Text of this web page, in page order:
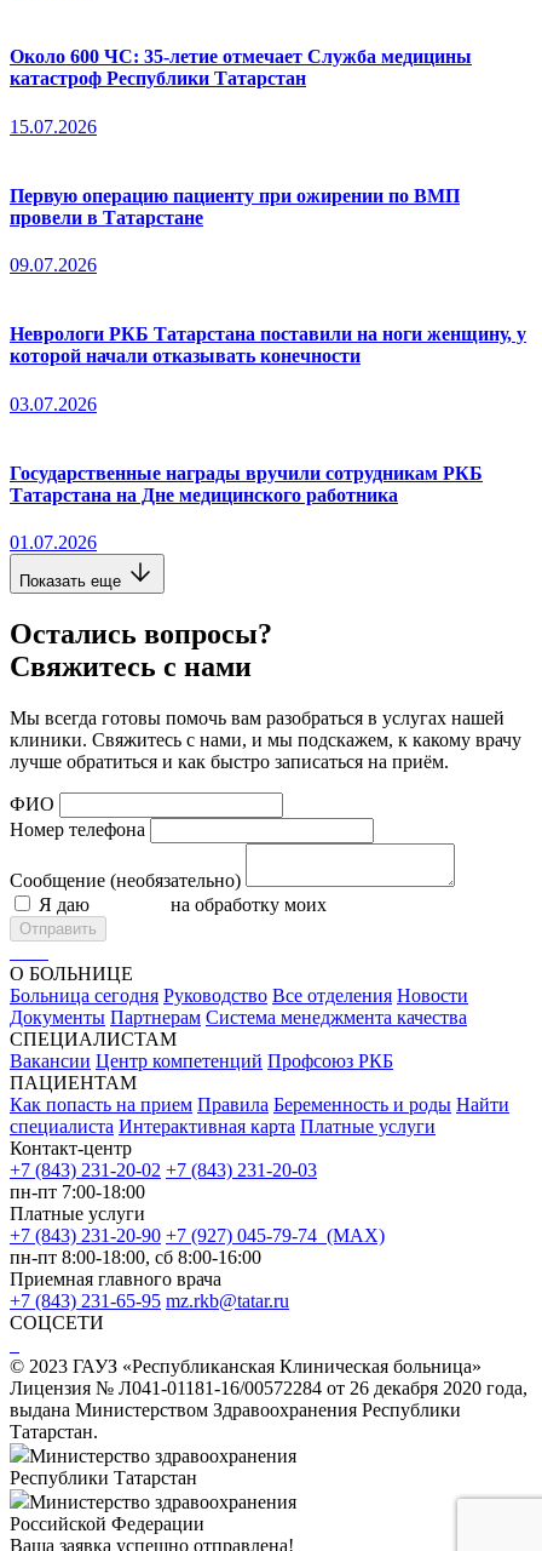
Около 600 ЧС: 35-летие отмечает Служба медицины
катастроф Республики Татарстан
15.07.2026
Первую операцию пациенту при ожирении по ВМП
провели в Татарстане
09.07.2026
Неврологи РКБ Татарстана поставили на ноги женщину, у
которой начали отказывать конечности
03.07.2026
Государственные награды вручили сотрудникам РКБ
Татарстана на Дне медицинского работника
01.07.2026
Показать еще
Остались вопросы?
Свяжитесь с нами
Мы всегда готовы помочь вам разобраться в услугах нашей
клиники. Свяжитесь с нами, и мы подскажем, к какому врачу
лучше обратиться и как быстро записаться на приём.
ФИО
Номер телефона
Сообщение (необязательно)
Я даю
на обработку моих
Отправить
О БОЛЬНИЦЕ
Больница сегодня Руководство Все отделения Новости
Документы Партнерам Система менеджмента качества
СПЕЦИАЛИСТАМ
Вакансии Центр компетенций Профсоюз РКБ
ПАЦИЕНТАМ
Как попасть на прием Правила Беременность и роды Найти
специалиста Интерактивная карта Платные услуги
Контакт-центр
+7 (843) 231-20-02 +7 (843) 231-20-03
пн-пт 7:00-18:00
Платные услуги
+7 (843) 231-20-90 +7 (927) 045-79-74 (MAX)
пн-пт 8:00-18:00, сб 8:00-16:00
Приемная главного врача
+7 (843) 231-65-95 mz.rkb@tatar.ru
СОЦСЕТИ
© 2023 ГАУЗ «Республиканская Клиническая больница»
Лицензия № Л041-01181-16/00572284 от 26 декабря 2020 года,
выдана Министерством Здравоохранения Республики
Татарстан.
Министерство здравоохранения
Республики Татарстан
Министерство здравоохранения
Российской Федерации
Ваша заявка успешно отправлена!